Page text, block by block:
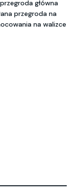
główna
przegroda na
na walizce